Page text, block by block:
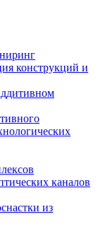
конструкций и
каналов
из